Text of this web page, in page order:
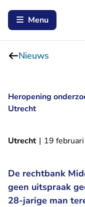
Menu
Nieuws
Heropening
Utrecht
Utrecht | 19
De rechtbank
geen uitspraak
28-jarige man